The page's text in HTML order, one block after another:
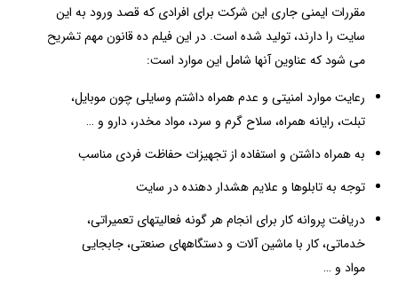
مقررات ایمنی جاری این شرکت برای افرادی که قصد ورود به این
سایت را دارند، تولید شده است. در این فیلم ده قانون مهم تشریح
می شود که عناوین آنها شامل این موارد است:
رعایت موارد امنیتی و عدم همراه داشتم وسایلی چون موبایل،
تبلت، رایانه همراه، سلاح گرم و سرد، مواد مخدر، دارو و …
به همراه داشتن و استفاده از تجهیزات حفاظت فردی مناسب
توجه به تابلوها و علایم هشدار دهنده در سایت
دریافت پروانه کار برای انجام هر گونه فعالیتهای تعمیراتی،
خدماتی، کار با ماشین آلات و دستگاههای صنعتی، جابجایی
مواد و …